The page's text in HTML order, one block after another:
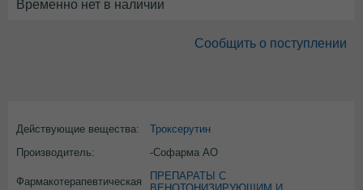
Временно нет в наличии
Сообщить о поступлении
Действующие вещества:
Троксерутин
Производитель:
-Софарма АО
Фармакотерапевтическая
ПРЕПАРАТЫ С